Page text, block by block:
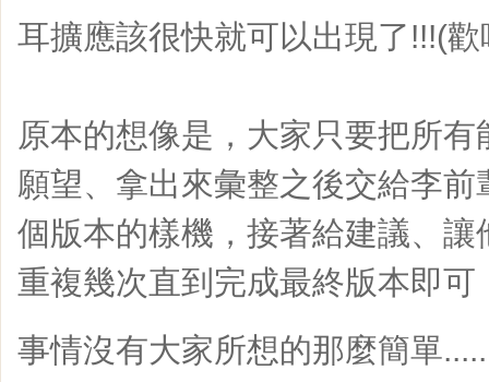
耳擴應該很快就可以出現了!!!(歡
原本的想像是，大家只要把所
願望、拿出來彙整之後交給李
個版本的樣機，接著給建議、
重複幾次直到完成最終版本即
事情沒有大家所想的那麼簡單